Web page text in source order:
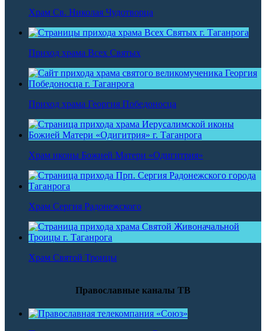
Храм Св. Николая Чудотворца
Приход храма Всех Святых
Приход храма Георгия Победоносца
Храм иконы Божией Матери «Одигитрия»
Храм Сергия Радонежского
Храм Святой Троицы
Православные каналы ТВ